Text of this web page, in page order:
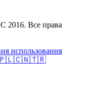
2016. Все права
использования
🇨🇳🇹🇷